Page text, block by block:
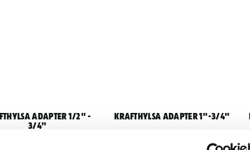
adapter 1/2" -
3/4"
Krafthylsa adapter 1"-3/4"